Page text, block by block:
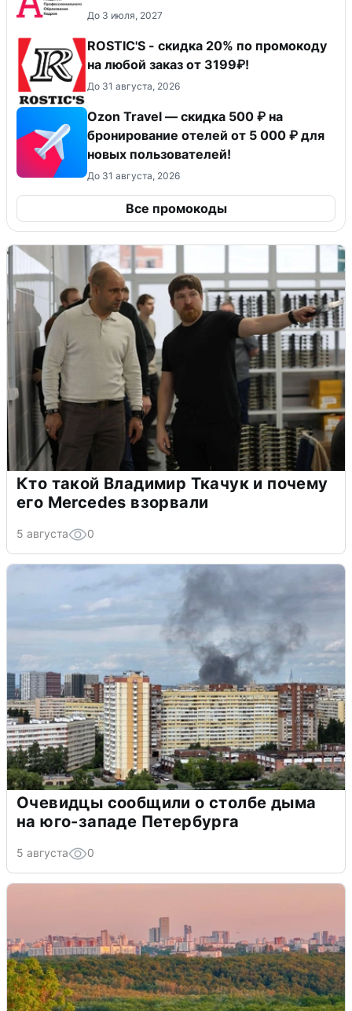
До 3 июля, 2027
ROSTIC'S - скидка 20% по промокоду
на любой заказ от 3199₽!
До 31 августа, 2026
Ozon Travel — скидка 500 ₽ на
бронирование отелей от 5 000 ₽ для
новых пользователей!
До 31 августа, 2026
Все промокоды
Кто такой Владимир Ткачук и почему
его Mercedes взорвали
5 августа 0
Очевидцы сообщили о столбе дыма
на юго-западе Петербурга
5 августа 0